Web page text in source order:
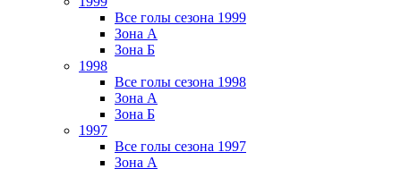
Все голы сезона 1999
Зона А
Зона Б
1998
Все голы сезона 1998
Зона А
Зона Б
1997
Все голы сезона 1997
Зона А